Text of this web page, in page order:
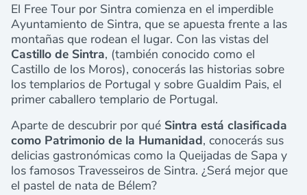
El Free Tour por Sintra comienza en el imperdible
Ayuntamiento de Sintra, que se apuesta frente a las
montañas que rodean el lugar. Con las vistas del
Castillo de Sintra, (también conocido como el
Castillo de los Moros), conocerás las historias sobre
los templarios de Portugal y sobre Gualdim Pais, el
primer caballero templario de Portugal.
Aparte de descubrir por qué Sintra está clasificada
como Patrimonio de la Humanidad, conocerás sus
delicias gastronómicas como la Queijadas de Sapa y
los famosos Travesseiros de Sintra. ¿Será mejor que
el pastel de nata de Bélem?